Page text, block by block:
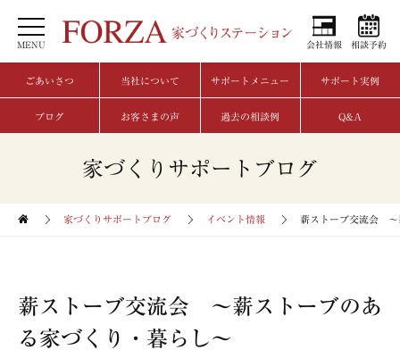
会社情報 相談予約
MENU
ごあいさつ 当社について サポートメニュー サポート実例
ブログ お客さまの声 過去の相談例 Q&A
家づくりサポートブログ
家づくりサポートブログ イベント情報 薪ストーブ交流会 〜
薪ストーブ交流会 〜薪ストーブのあ
る家づくり・暮らし〜